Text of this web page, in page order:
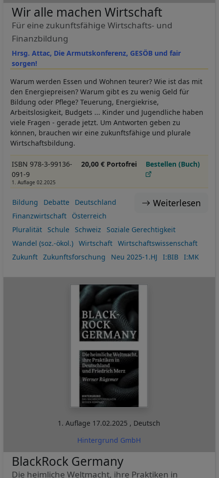
Hrsg. Attac, Die Armutskonferenz, GESÖB und fair
sorgen!
Wir alle machen Wirtschaft
Für eine zukunftsfähige Wirtschafts- und
Finanzbildung
Warum werden Essen und Wohnen teurer? Wie ist das mit
den Energiepreisen? Warum gibt es zu wenig Geld für
Bildung oder Pflege? Teuerung, Energiekrise,
Arbeitslosigkeit, Budgets ... Kinder und Jugendliche haben
viele Fragen - gerade jetzt. Um Antworten geben zu
können, brauchen wir eine zukunftsfähige und plurale
Wirtschaftsbildung.
ISBN 978-3-99136-
091-9
1. Auflage 02.2025
20,00 € Portofrei Bestellen (Buch)
Weiterlesen
Bildung Debatte
Deutschland
Finanzwirtschaft
Österreich
Pluralität
Schule Schweiz
Soziale Gerechtigkeit
Wandel (soz.-ökol.)
Wirtschaft
Wirtschaftswissenschaft
Zukunft
Zukunftsforschung Neu 2025-1.HJ I:BIB I:MK
1. Auflage 17.02.2025 , Deutsch
Hintergrund GmbH
BlackRock Germany
Die heimliche Weltmacht, ihre Praktiken in